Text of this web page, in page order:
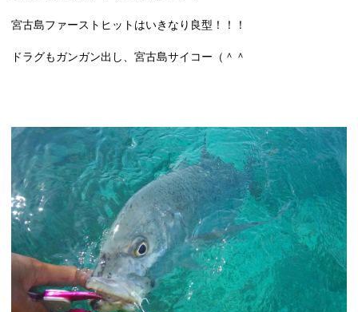
宮古島ファーストヒットはいきなり良型！！！
ドラグもガンガン出し、宮古島サイコー（＾＾